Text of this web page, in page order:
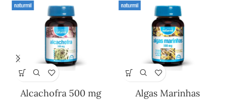
Alcachofra 500 mg Algas Marinhas